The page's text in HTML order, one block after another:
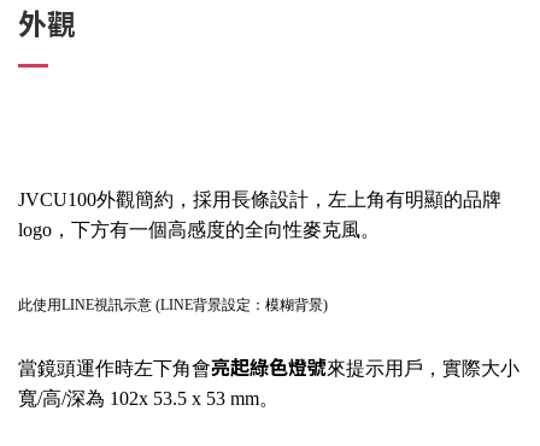
外觀
JVCU100外觀簡約，採用長條設計，左上角有明顯的品牌
logo，下方有一個高感度的全向性麥克風。
此使用LINE視訊示意 (LINE背景設定：模糊背景)
當鏡頭運作時左下角會亮起綠色燈號來提示用戶，實際大小
寬/高/深為 102x 53.5 x 53 mm。